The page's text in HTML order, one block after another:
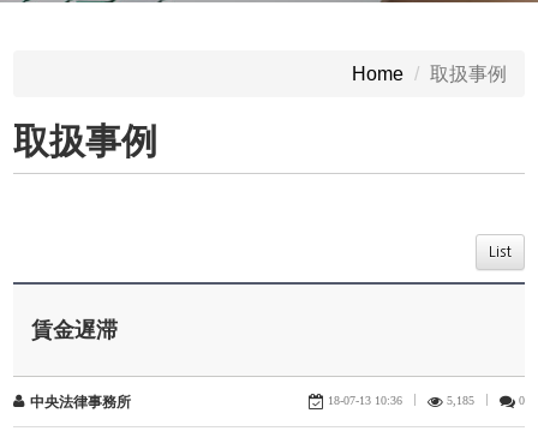
Home 取扱事例
取扱事例
List
賃金遅滞
中央法律事務所 18-07-13 10:36 5,185 0